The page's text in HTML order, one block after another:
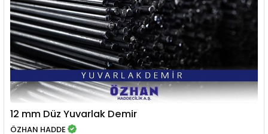
12 mm Düz Yuvarlak Demir
ÖZHAN HADDE